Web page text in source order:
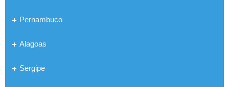
Pernambuco
Alagoas
Sergipe